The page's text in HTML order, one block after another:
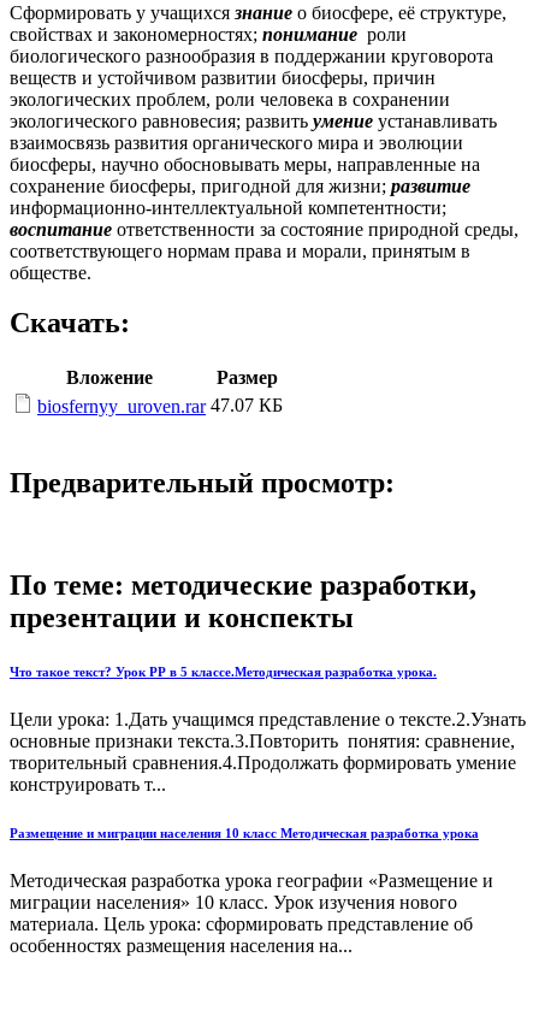
Сформировать у учащихся знание о биосфере, её структуре,
свойствах и закономерностях; понимание роли
биологического разнообразия в поддержании круговорота
веществ и устойчивом развитии биосферы, причин
экологических проблем, роли человека в сохранении
экологического равновесия; развить умение устанавливать
взаимосвязь развития органического мира и эволюции
биосферы, научно обосновывать меры, направленные на
сохранение биосферы, пригодной для жизни; развитие
информационно-интеллектуальной компетентности;
воспитание ответственности за состояние природной среды,
соответствующего нормам права и морали, принятым в
обществе.
Скачать:
Вложение
Размер
biosfernyy_uroven.rar 47.07 КБ
Предварительный просмотр:
По теме: методические разработки,
презентации и конспекты
Что такое текст? Урок РР в 5 классе.Методическая разработка урока.
Цели урока: 1.Дать учащимся представление о тексте.2.Узнать
основные признаки текста.3.Повторить понятия: сравнение,
творительный сравнения.4.Продолжать формировать умение
конструировать т...
Размещение и миграции населения 10 класс Методическая разработка урока
Методическая разработка урока географии «Размещение и
миграции населения» 10 класс. Урок изучения нового
материала. Цель урока: сформировать представление об
особенностях размещения населения на...